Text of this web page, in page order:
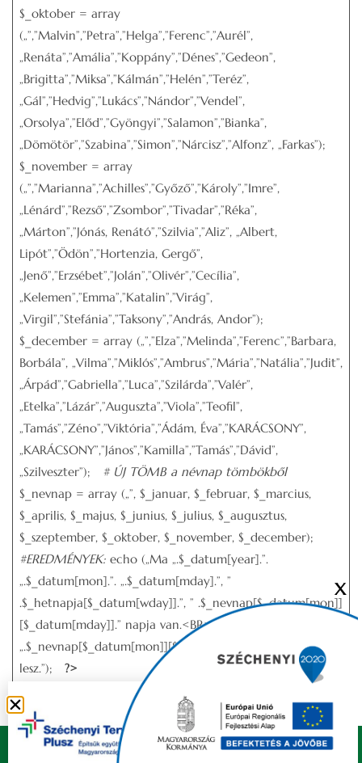
$_oktober = array
(„”,”Malvin”,”Petra”,”Helga”,”Ferenc”,”Aurél”,
„Renáta”,”Amália”,”Koppány”,”Dénes”,”Gedeon”,
„Brigitta”,”Miksa”,”Kálmán”,”Helén”,”Teréz”,
„Gál”,”Hedvig”,”Lukács”,”Nándor”,”Vendel”,
„Orsolya”,”Előd”,”Gyöngyi”,”Salamon”,”Bianka”,
„Dömötör”,”Szabina”,”Simon”,”Nárcisz”,”Alfonz”, „Farkas”);
$_november = array
(„”,”Marianna”,”Achilles”,”Győző”,”Károly”,”Imre”,
„Lénárd”,”Rezső”,”Zsombor”,”Tivadar”,”Réka”,
„Márton”,”Jónás, Renátó”,”Szilvia”,”Aliz”, „Albert,
Lipót”,”Ödön”,”Hortenzia, Gergő”,
„Jenő”,”Erzsébet”,”Jolán”,”Olivér”,”Cecília”,
„Kelemen”,”Emma”,”Katalin”,”Virág”,
„Virgil”,”Stefánia”,”Taksony”,”András, Andor”);
$_december = array („”,”Elza”,”Melinda”,”Ferenc”,”Barbara,
Borbála”, „Vilma”,”Miklós”,”Ambrus”,”Mária”,”Natália”,”Judit”,
„Árpád”,”Gabriella”,”Luca”,”Szilárda”,”Valér”,
„Etelka”,”Lázár”,”Auguszta”,”Viola”,”Teofil”,
„Tamás”,”Zéno”,”Viktória”,”Ádám, Éva”,”KARÁCSONY”,
„KARÁCSONY”,”János”,”Kamilla”,”Tamás”,”Dávid”,
„Szilveszter”);
# ÚJ TÖMB a névnap tömbökből
$_nevnap = array („”, $_januar, $_februar, $_marcius,
$_aprilis, $_majus, $_junius, $_julius, $_augusztus,
$_szeptember, $_oktober, $_november, $_december);
#EREDMÉNYEK:echo („Ma „.$_datum[year].”.
„.$_datum[mon].”. „.$_datum[mday].”, ”
.$_hetnapja[$_datum[wday]].”, ” .$_nevnap[$_datum[mon]]
[$_datum[mday]].” napja van.<BR> Holnap
„.$_nevnap[$_datum[mon]][$_datum[mday]+1]. ” napja
lesz.”); ?>
Copyright © 2021 FELSŐZSOLCA ÖNKORMÁNYZAT |
X